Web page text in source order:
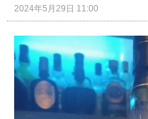
2024年5月29日 11:00